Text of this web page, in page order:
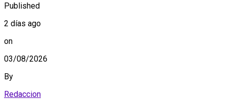
Published
2 días ago
on
03/08/2026
By
Redaccion